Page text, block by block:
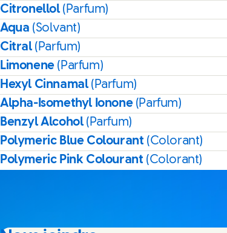
Citronellol(Parfum)
Aqua (Solvant)
Citral(Parfum)
Limonene (Parfum)
Hexyl Cinnamal(Parfum)
Alpha-Isomethyl Ionone (Parfum)
Benzyl Alcohol(Parfum)
Polymeric Blue Colourant (Colorant)
Polymeric Pink Colourant (Colorant)